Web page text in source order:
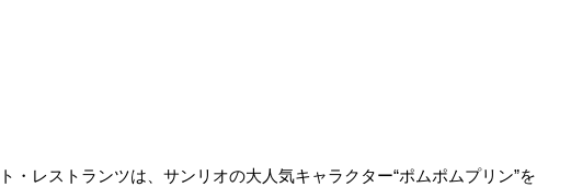
・レストランツは、サンリオの大人気キャラクター“ポムポムプリン”を